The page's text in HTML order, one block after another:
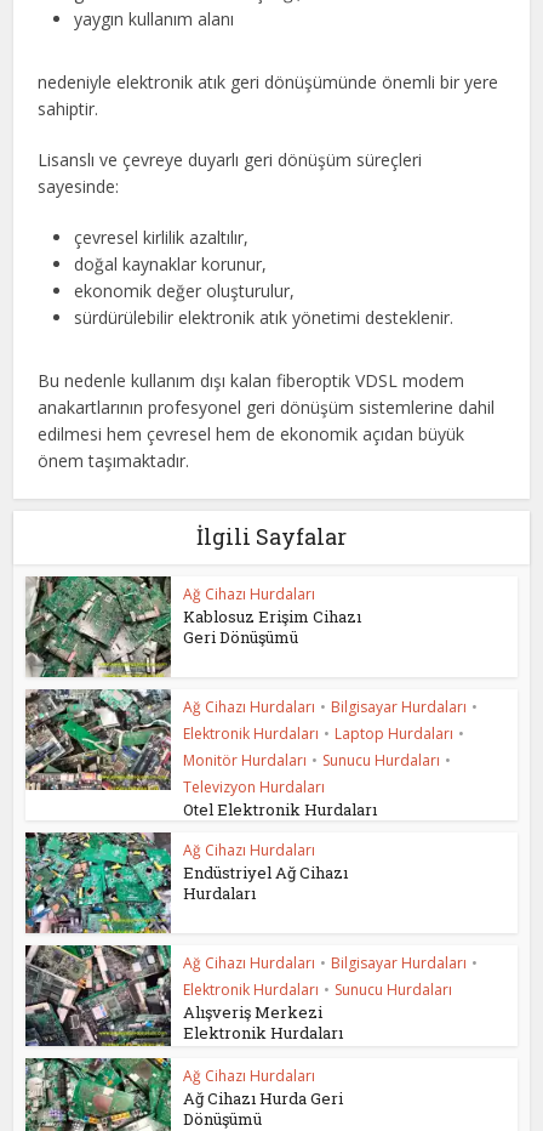
yaygın kullanım alanı
nedeniyle elektronik atık geri dönüşümünde önemli bir yere
sahiptir.
Lisanslı ve çevreye duyarlı geri dönüşüm süreçleri
sayesinde:
çevresel kirlilik azaltılır,
doğal kaynaklar korunur,
ekonomik değer oluşturulur,
sürdürülebilir elektronik atık yönetimi desteklenir.
Bu nedenle kullanım dışı kalan fiberoptik VDSL modem
anakartlarının profesyonel geri dönüşüm sistemlerine dahil
edilmesi hem çevresel hem de ekonomik açıdan büyük
önem taşımaktadır.
İlgili Sayfalar
Ağ Cihazı Hurdaları
Kablosuz Erişim Cihazı
Geri Dönüşümü
Ağ Cihazı Hurdaları • Bilgisayar Hurdaları •
Elektronik Hurdaları • Laptop Hurdaları •
Monitör Hurdaları • Sunucu Hurdaları •
Televizyon Hurdaları
Otel Elektronik Hurdaları
Ağ Cihazı Hurdaları
Endüstriyel Ağ Cihazı
Hurdaları
Ağ Cihazı Hurdaları • Bilgisayar Hurdaları •
Elektronik Hurdaları • Sunucu Hurdaları
Alışveriş Merkezi
Elektronik Hurdaları
Ağ Cihazı Hurdaları
Ağ Cihazı Hurda Geri
Dönüşümü